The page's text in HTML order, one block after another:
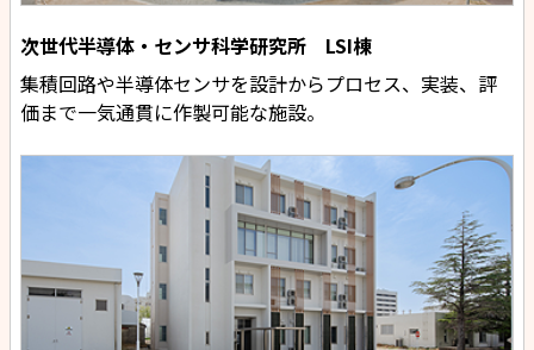
次世代半導体・センサ科学研究所 LSI棟
集積回路や半導体センサを設計からプロセス、実装、評
価まで一気通貫に作製可能な施設。